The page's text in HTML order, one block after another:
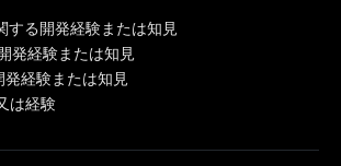
する開発経験または知見
発経験または知見
発経験または知見
は経験